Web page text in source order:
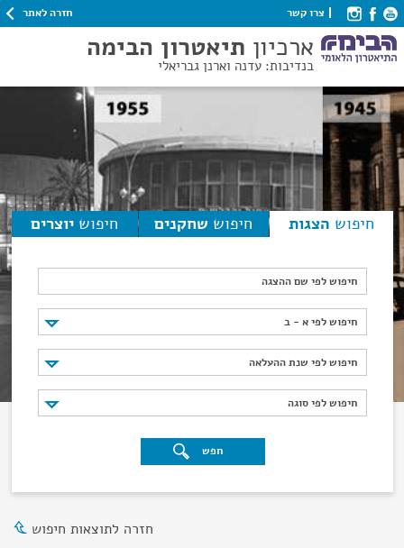
צרו קשר חזרה לאתר
ארכיון תיאטרון הבימה
בנדיבות: עדנה וארנן גבריאלי
חיפוש הצגות חיפוש שחקנים חיפוש יוצרים
חיפוש לפי שם ההצגה
חיפוש לפי א - ב
חיפוש לפי א - ב
חיפוש לפי שנת ההעלאה
חיפוש לפי שנת ההעלאה
חיפוש לפי סוגה
חיפוש לפי סוגה
חפש
חזרה לתוצאות חיפוש